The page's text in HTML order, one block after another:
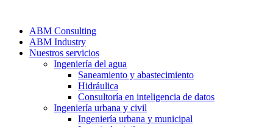
ABM Consulting
ABM Industry
Nuestros servicios
Ingeniería del agua
Saneamiento y abastecimiento
Hidráulica
Consultoría en inteligencia de datos
Ingeniería urbana y civil
Ingeniería urbana y municipal